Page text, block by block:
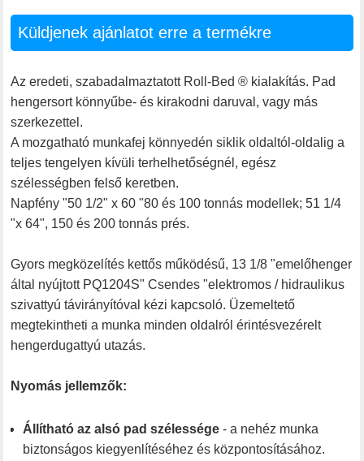
Küldjenek ajánlatot erre a termékre
Az eredeti, szabadalmaztatott Roll-Bed ® kialakítás. Pad
hengersort könnyűbe- és kirakodni daruval, vagy más
szerkezettel.
A mozgatható munkafej könnyedén siklik oldaltól-oldalig a
teljes tengelyen kívüli terhelhetőségnél, egész
szélességben felső keretben.
Napfény "50 1/2" x 60 "80 és 100 tonnás modellek; 51 1/4
"x 64", 150 és 200 tonnás prés.
Gyors megközelítés kettős működésű, 13 1/8 "emelőhenger
által nyújtott PQ1204S" Csendes "elektromos / hidraulikus
szivattyú távirányítóval kézi kapcsoló. Üzemeltető
megtekintheti a munka minden oldalról érintésvezérelt
hengerdugattyú utazás.
Nyomás jellemzők:
Állítható az alsó pad szélessége - a nehéz munka
biztonságos kiegyenlítéséhez és központosításához.